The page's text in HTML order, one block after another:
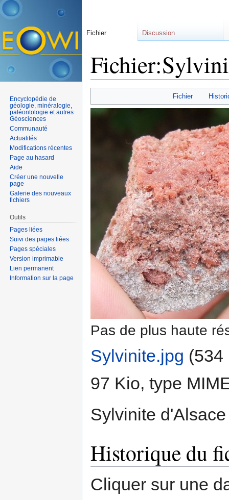
Fichier
Pas de plus haute
Sylvinite.jpg (534
97 Kio, type
Sylvinite d'Alsace
Historique du
Cliquer sur une
Fichier Discussion
Encyclopédie de
géologie, minéralogie,
paléontologie et autres
Géosciences
Communauté
Actualités
Modifications récentes
Page au hasard
Aide
Créer une nouvelle
page
Galerie des nouveaux
fichiers
Outils
Pages liées
Suivi des pages liées
Pages spéciales
Version imprimable
Lien permanent
Information sur la page